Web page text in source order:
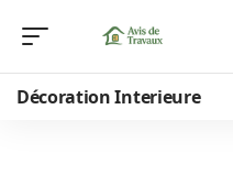
Décoration Interieure